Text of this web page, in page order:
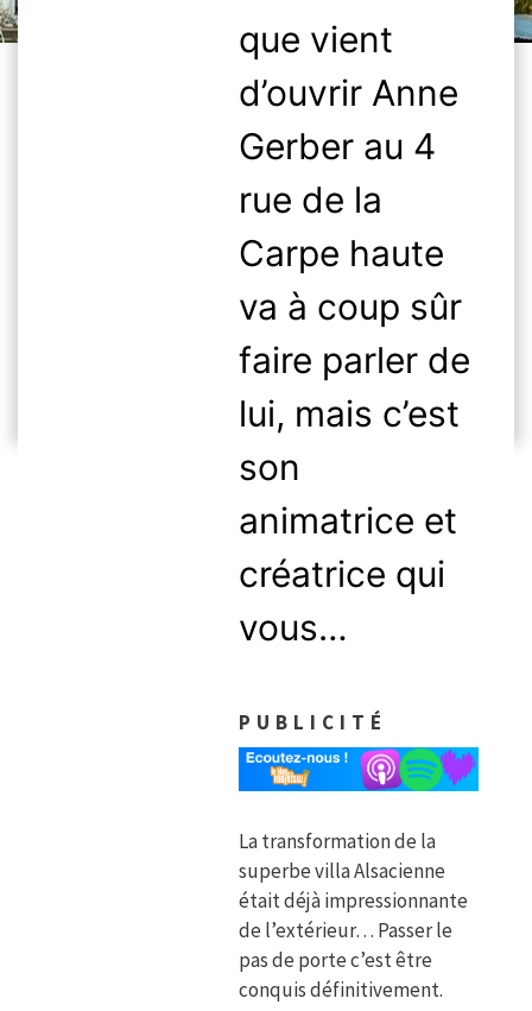
que vient
d’ouvrir Anne
Gerber au 4
rue de la
Carpe haute
va à coup sûr
faire parler de
lui, mais c’est
son
animatrice et
créatrice qui
vous…
PUBLICITÉ
La transformation de la
superbe villa Alsacienne
était déjà impressionnante
de l’extérieur… Passer le
pas de porte c’est être
conquis définitivement.